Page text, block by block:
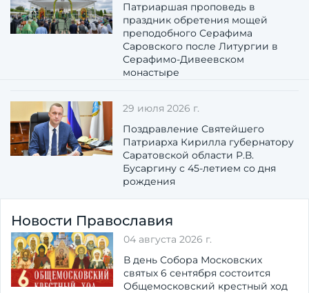
Патриаршая проповедь в
праздник обретения мощей
преподобного Серафима
Саровского после Литургии в
Серафимо-Дивеевском
монастыре
29 июля 2026 г.
Поздравление Святейшего
Патриарха Кирилла губернатору
Саратовской области Р.В.
Бусаргину с 45-летием со дня
рождения
Новости Православия
04 августа 2026 г.
В день Собора Московских
святых 6 сентября состоится
Общемосковский крестный ход